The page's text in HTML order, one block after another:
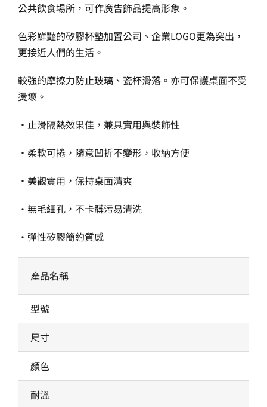
公共飲食場所，可作廣告飾品提高形象。
色彩鮮豔的矽膠杯墊加置公司、企業LOGO更為突出，
更接近人們的生活。
較強的摩擦力防止玻璃、瓷杯滑落。亦可保護桌面不受
燙壞。
‧止滑隔熱效果佳，兼具實用與裝飾性
‧柔軟可捲，隨意凹折不變形，收納方便
‧美觀實用，保持桌面清爽
‧無毛細孔，不卡髒污易清洗
‧彈性矽膠簡約質感
產品名稱
型號
尺寸
顏色
耐溫